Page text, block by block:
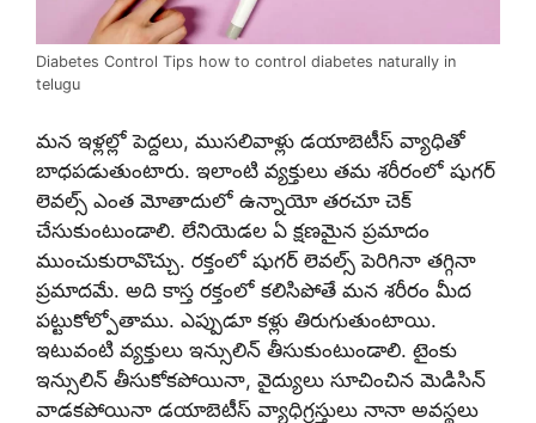
Diabetes Control Tips how to control diabetes naturally in
telugu
మన ఇళ్లల్లో పెద్దలు, ముసలివాళ్లు డయాబెటీస్ వ్యాధితో
బాధపడుతుంటారు. ఇలాంటి వ్యక్తులు తమ శరీరంలో షుగర్
లెవల్స్ ఎంత మోతాదులో ఉన్నాయో తరచూ చెక్
చేసుకుంటుండాలి. లేనియెడల ఏ క్షణమైన ప్రమాదం
ముంచుకురావొచ్చు. రక్తంలో షుగర్ లెవల్స్ పెరిగినా తగ్గినా
ప్రమాదమే. అది కాస్త రక్తంలో కలిసిపోతే మన శరీరం మీద
పట్టుకోల్పోతాము. ఎప్పుడూ కళ్లు తిరుగుతుంటాయి.
ఇటువంటి వ్యక్తులు ఇన్సులిన్ తీసుకుంటుండాలి. టైంకు
ఇన్సులిన్ తీసుకోకపోయినా, వైద్యులు సూచించిన మెడిసిన్
వాడకపోయినా డయాబెటీస్ వ్యాధిగ్రస్తులు నానా అవస్థలు